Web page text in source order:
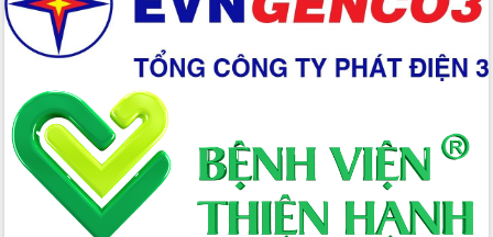
Phó Chủ tịch Thường trực UBND tỉnh
Hồ Thị Nguyên Thảo làm việc tại Trung
tâm Phục vụ hành chính công xã Ea
Xây dựng nền hành chính số đồng
hành cùng nông dân dân, doanh nghiệp
Giai đoạn 2026-2030, Đắk Lắk phấn
đấu có 77% xã đạt chuẩn nông thôn
Chuyển đổi số 'mở đường' cho nông